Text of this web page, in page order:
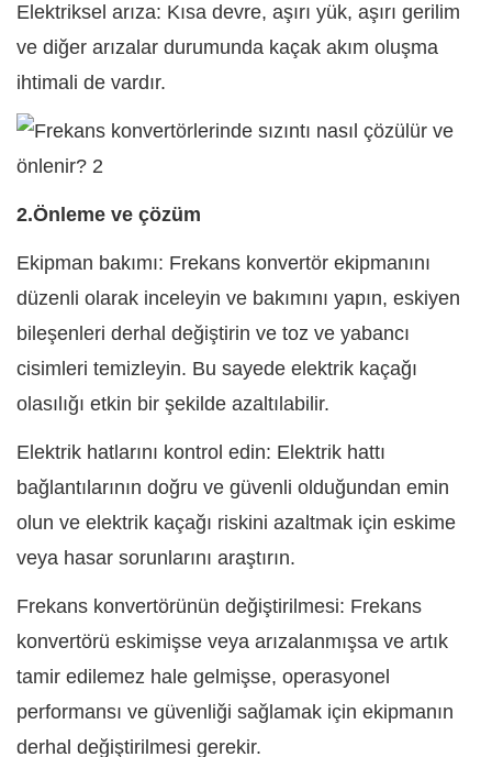
Elektriksel arıza: Kısa devre, aşırı yük, aşırı gerilim
ve diğer arızalar durumunda kaçak akım oluşma
ihtimali de vardır.
2.Önleme ve çözüm
Ekipman bakımı: Frekans konvertör ekipmanını
düzenli olarak inceleyin ve bakımını yapın, eskiyen
bileşenleri derhal değiştirin ve toz ve yabancı
cisimleri temizleyin. Bu sayede elektrik kaçağı
olasılığı etkin bir şekilde azaltılabilir.
Elektrik hatlarını kontrol edin: Elektrik hattı
bağlantılarının doğru ve güvenli olduğundan emin
olun ve elektrik kaçağı riskini azaltmak için eskime
veya hasar sorunlarını araştırın.
Frekans konvertörünün değiştirilmesi: Frekans
konvertörü eskimişse veya arızalanmışsa ve artık
tamir edilemez hale gelmişse, operasyonel
performansı ve güvenliği sağlamak için ekipmanın
derhal değiştirilmesi gerekir.